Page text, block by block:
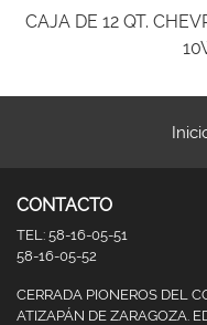
CAJA DE 12 QT.
CONTACTO
TEL: 58-16-05-51
58-16-05-52
CERRADA PIONEROS DEL
ATIZAPÁN DE ZARAGOZA.